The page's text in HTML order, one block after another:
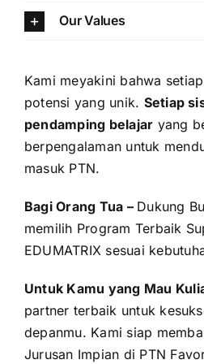
Our Values
Kami meyakini bahwa
potensi yang unik. Setiap
pendamping belajar yang
berpengalaman untuk
masuk PTN.
Bagi Orang Tua – Dukung
memilih Program Terbaik
EDUMATRIX sesuai
Untuk Kamu yang Mau
partner terbaik untuk
depanmu. Kami siap
Jurusan Impian di PTN